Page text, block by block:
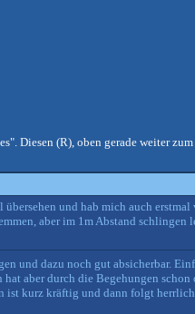
Diesen (R), oben gerade weiter
und hab mich auch erstmal
aber im 1m Abstand schlingen
und dazu noch gut absicherbar.
aber durch die Begehungen
ist kurz kräftig und dann folgt